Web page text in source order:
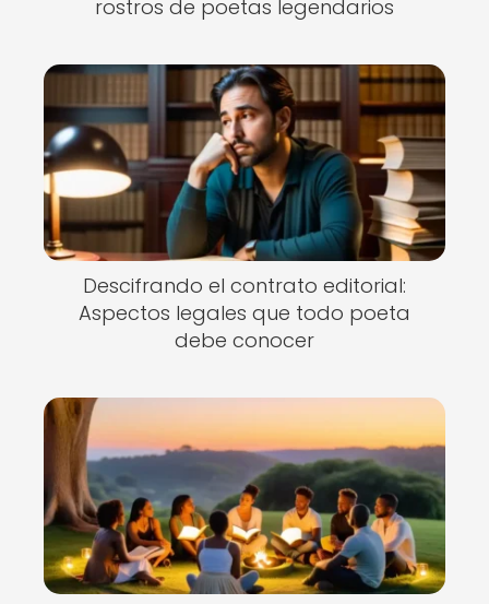
rostros de poetas legendarios
Descifrando el contrato editorial:
Aspectos legales que todo poeta
debe conocer